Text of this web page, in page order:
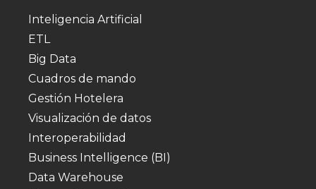
Inteligencia Artificial
ETL
Big Data
Cuadros de mando
Gestión Hotelera
Visualización de datos
Interoperabilidad
Business Intelligence (BI)
Data Warehouse